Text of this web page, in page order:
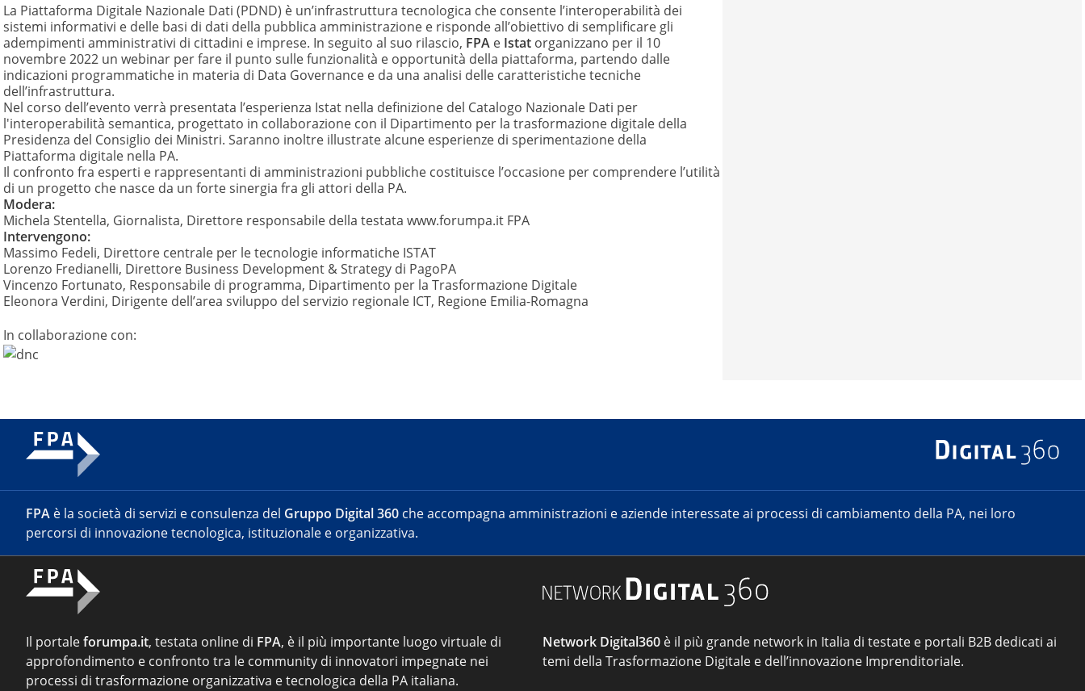
La Piattaforma Digitale Nazionale Dati (PDND) è un’infrastruttura tecnologica che consente l’interoperabilità dei
sistemi informativi e delle basi di dati della pubblica amministrazione e risponde all’obiettivo di semplificare gli
adempimenti amministrativi di cittadini e imprese. In seguito al suo rilascio, FPA e Istat organizzano per il 10
novembre 2022 un webinar per fare il punto sulle funzionalità e opportunità della piattaforma, partendo dalle
indicazioni programmatiche in materia di Data Governance e da una analisi delle caratteristiche tecniche
dell’infrastruttura.
Nel corso dell’evento verrà presentata l’esperienza Istat nella definizione del Catalogo Nazionale Dati per
l'interoperabilità semantica, progettato in collaborazione con il Dipartimento per la trasformazione digitale della
Presidenza del Consiglio dei Ministri. Saranno inoltre illustrate alcune esperienze di sperimentazione della
Piattaforma digitale nella PA.
Il confronto fra esperti e rappresentanti di amministrazioni pubbliche costituisce l’occasione per comprendere l’utilità
di un progetto che nasce da un forte sinergia fra gli attori della PA.
Modera:
Michela Stentella, Giornalista, Direttore responsabile della testata www.forumpa.it FPA
Intervengono:
Massimo Fedeli, Direttore centrale per le tecnologie informatiche ISTAT
Lorenzo Fredianelli, Direttore Business Development & Strategy di PagoPA
Vincenzo Fortunato, Responsabile di programma, Dipartimento per la Trasformazione Digitale
Eleonora Verdini, Dirigente dell’area sviluppo del servizio regionale ICT, Regione Emilia-Romagna
In collaborazione con:
FPA è la società di servizi e consulenza del Gruppo Digital 360 che accompagna amministrazioni e aziende interessate ai processi di cambiamento della PA, nei loro
percorsi di innovazione tecnologica, istituzionale e organizzativa.
Il portaleforumpa.it, testata online di FPA, è il più importante luogo virtuale di
approfondimento e confronto tra le community di innovatori impegnate nei
processi di trasformazione organizzativa e tecnologica della PA italiana.
Network Digital360 è il più grande network in Italia di testate e portali B2B dedicati ai
temi della Trasformazione Digitale e dell’innovazione Imprenditoriale.